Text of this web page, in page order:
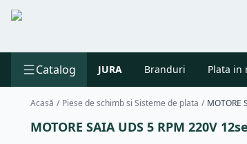
Catalog JURA Branduri Plata in
Acasă / Piese de schimb si Sisteme de plata / MOTORE
MOTORE SAIA UDS 5 RPM 220V